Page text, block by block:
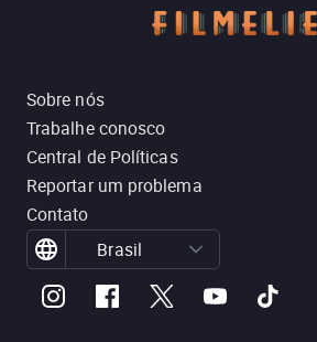
Sobre nós
Trabalhe conosco
Central de Políticas
Reportar um problema
Contato
Brasil